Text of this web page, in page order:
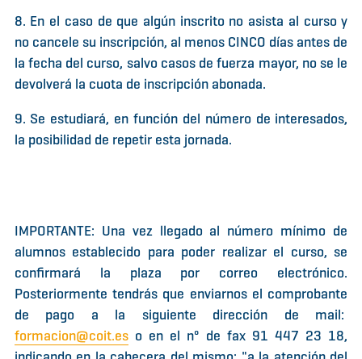
8. En el caso de que algún inscrito no asista al curso y
no cancele su inscripción, al menos CINCO días antes de
la fecha del curso, salvo casos de fuerza mayor, no se le
devolverá la cuota de inscripción abonada.
9. Se estudiará, en función del número de interesados,
la posibilidad de repetir esta jornada.
IMPORTANTE: Una vez llegado al número mínimo de
alumnos establecido para poder realizar el curso, se
confirmará la plaza por correo electrónico.
Posteriormente tendrás que enviarnos el comprobante
de pago a la siguiente dirección de mail:
formacion@coit.eso en el nº de fax 91 447 23 18,